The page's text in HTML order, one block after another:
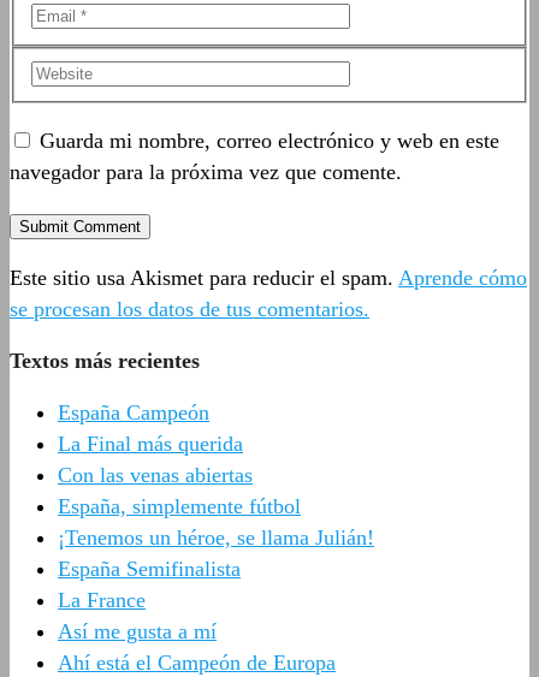
Guarda mi nombre, correo electrónico y web en este
navegador para la próxima vez que comente.
Este sitio usa Akismet para reducir el spam. Aprende cómo
se procesan los datos de tus comentarios.
Textos más recientes
España Campeón
La Final más querida
Con las venas abiertas
España, simplemente fútbol
¡Tenemos un héroe, se llama Julián!
España Semifinalista
La France
Así me gusta a mí
Ahí está el Campeón de Europa